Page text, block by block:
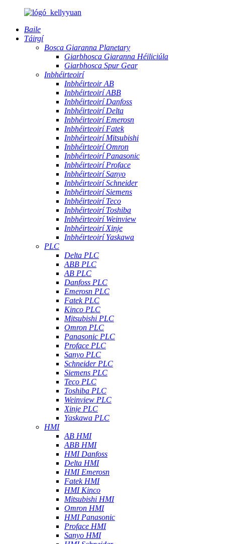
Baile
Táirgí
Bosca Giaranna Planetary
Giarbhosca Giaranna Héiliciúla
Giarbhosca Spur Gear
Inbhéirteoirí
Inbhéirteoir AB
Inbhéirteoirí ABB
Inbhéirteoirí Danfoss
Inbhéirteoirí Delta
Inbhéirteoirí Emerosn
Inbhéirteoirí Fatek
Inbhéirteoirí Mitsubishi
Inbhéirteoirí Omron
Inbhéirteoirí Panasonic
Inbhéirteoirí Proface
Inbhéirteoirí Sanyo
Inbhéirteoirí Schneider
Inbhéirteoirí Siemens
Inbhéirteoirí Teco
Inbhéirteoirí Toshiba
Inbhéirteoirí Weinview
Inbhéirteoirí Xinje
Inbhéirteoirí Yaskawa
PLC
Delta PLC
ABB PLC
AB PLC
Danfoss PLC
Emerosn PLC
Fatek PLC
Kinco PLC
Mitsubishi PLC
Omron PLC
Panasonic PLC
Proface PLC
Sanyo PLC
Schneider PLC
Siemens PLC
Teco PLC
Toshiba PLC
Weinview PLC
Xinje PLC
Yaskawa PLC
HMI
AB HMI
ABB HMI
HMI Danfoss
Delta HMI
HMI Emerosn
Fatek HMI
HMI Kinco
Mitsubishi HMI
Omron HMI
HMI Panasonic
Proface HMI
Sanyo HMI